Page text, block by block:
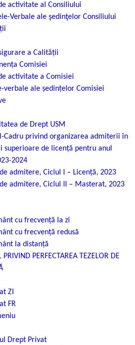
activitate al Consiliului
Verbale ale şedinţelor Consiliului
a Calității
Comisiei
activitate a Comisiei
verbale ale ședințelor Comisiei
de Drept USM
Cadru privind organizarea admiterii în
superioare de licență pentru anul
2024
admitere, Ciclul I – Licență, 2023
admitere, Ciclul II – Masterat, 2023
cu frecvență la zi
cu frecvență redusă
la distanță
PRIVIND PERFECTAREA TEZELOR DE
ZI
FR
Drept Privat